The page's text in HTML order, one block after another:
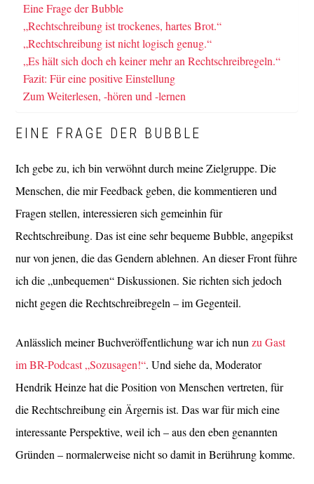
Eine Frage der Bubble
„Rechtschreibung ist trockenes, hartes Brot.“
„Rechtschreibung ist nicht logisch genug.“
„Es hält sich doch eh keiner mehr an Rechtschreibregeln.“
Fazit: Für eine positive Einstellung
Zum Weiterlesen, -hören und -lernen
EINE FRAGE DER BUBBLE
Ich gebe zu, ich bin verwöhnt durch meine Zielgruppe. Die
Menschen, die mir Feedback geben, die kommentieren und
Fragen stellen, interessieren sich gemeinhin für
Rechtschreibung. Das ist eine sehr bequeme Bubble, angepikst
nur von jenen, die das Gendern ablehnen. An dieser Front führe
ich die „unbequemen“ Diskussionen. Sie richten sich jedoch
nicht gegen die Rechtschreibregeln – im Gegenteil.
Anlässlich meiner Buchveröffentlichung war ich nunzu Gast
im BR-Podcast „Sozusagen!“. Und siehe da, Moderator
Hendrik Heinze hat die Position von Menschen vertreten, für
die Rechtschreibung ein Ärgernis ist. Das war für mich eine
interessante Perspektive, weil ich – aus den eben genannten
Gründen – normalerweise nicht so damit in Berührung komme.